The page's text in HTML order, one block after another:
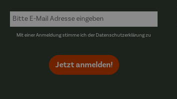
Mit einer Anmeldung stimme ich derDatenschutzerklärungzu
Jetzt anmelden!